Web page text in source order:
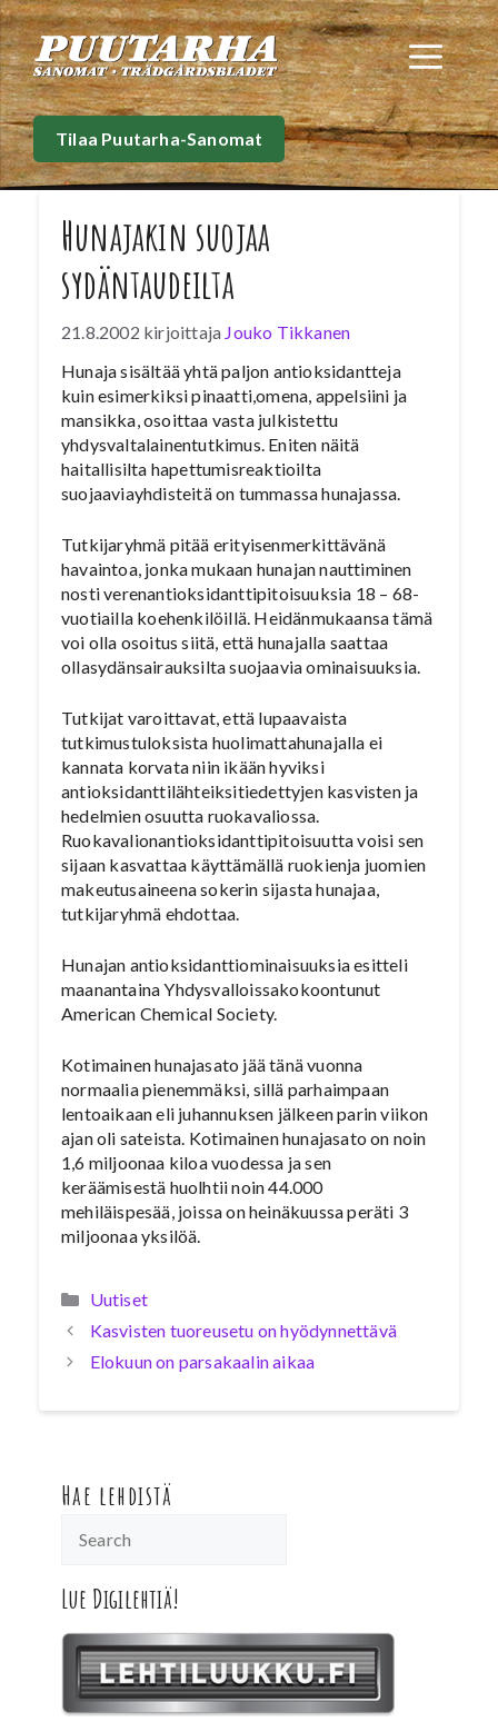
Siirry
sisältöön
Tilaa Puutarha-Sanomat
Hunajakin suojaa
sydäntaudeilta
21.8.2002 kirjoittaja Jouko Tikkanen
Hunaja sisältää yhtä paljon antioksidantteja
kuin esimerkiksi pinaatti,omena, appelsiini ja
mansikka, osoittaa vasta julkistettu
yhdysvaltalainentutkimus. Eniten näitä
haitallisilta hapettumisreaktioilta
suojaaviayhdisteitä on tummassa hunajassa.
Tutkijaryhmä pitää erityisenmerkittävänä
havaintoa, jonka mukaan hunajan nauttiminen
nosti verenantioksidanttipitoisuuksia 18 – 68-
vuotiailla koehenkilöillä. Heidänmukaansa tämä
voi olla osoitus siitä, että hunajalla saattaa
ollasydänsairauksilta suojaavia ominaisuuksia.
Tutkijat varoittavat, että lupaavaista
tutkimustuloksista huolimattahunajalla ei
kannata korvata niin ikään hyviksi
antioksidanttilähteiksitiedettyjen kasvisten ja
hedelmien osuutta ruokavaliossa.
Ruokavalionantioksidanttipitoisuutta voisi sen
sijaan kasvattaa käyttämällä ruokienja juomien
makeutusaineena sokerin sijasta hunajaa,
tutkijaryhmä ehdottaa.
Hunajan antioksidanttiominaisuuksia esitteli
maanantaina Yhdysvalloissakokoontunut
American Chemical Society.
Kotimainen hunajasato jää tänä vuonna
normaalia pienemmäksi, sillä parhaimpaan
lentoaikaan eli juhannuksen jälkeen parin viikon
ajan oli sateista. Kotimainen hunajasato on noin
1,6 miljoonaa kiloa vuodessa ja sen
keräämisestä huolhtii noin 44.000
mehiläispesää, joissa on heinäkuussa peräti 3
miljoonaa yksilöä.
Kategoriat
Uutiset
Kasvisten tuoreusetu on hyödynnettävä
Elokuun on parsakaalin aikaa
Hae lehdistä
Lue Digilehtiä!